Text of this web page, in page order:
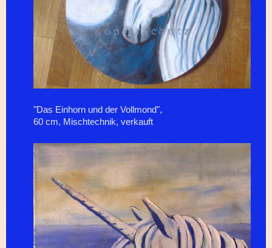
"Das Einhorn und der Vollmond",
60 cm, Mischtechnik, verkauft